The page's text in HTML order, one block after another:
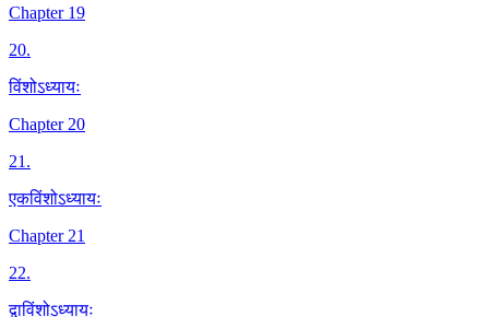
Chapter 19
20.
विंशोऽध्यायः
Chapter 20
21.
एकविंशोऽध्यायः
Chapter 21
22.
द्वाविंशोऽध्यायः